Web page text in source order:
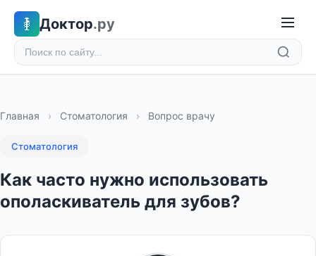
Доктор.ру
Главная › Стоматология › Вопрос врачу
Стоматология
Как часто нужно использовать
ополаскиватель для зубов?